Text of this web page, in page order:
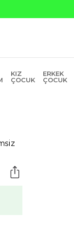
KIZ
ÇOCUK
ERKEK
ÇOCUK